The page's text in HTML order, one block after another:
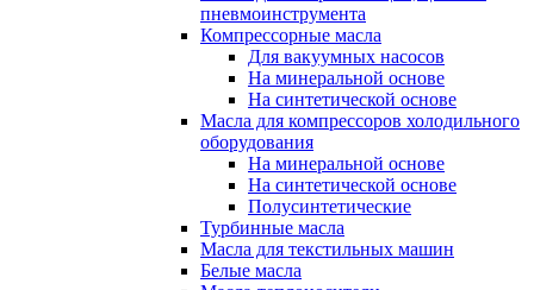
пневмоинструмента
Компрессорные масла
Для вакуумных насосов
На минеральной основе
На синтетической основе
Масла для компрессоров холодильного
оборудования
На минеральной основе
На синтетической основе
Полусинтетические
Турбинные масла
Масла для текстильных машин
Белые масла